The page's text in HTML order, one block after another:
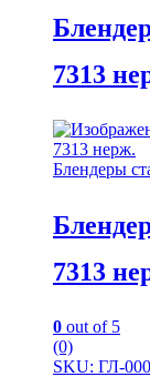
7313
Блендеры
7313
0 out of 5
(0)
SKU: ГЛ-